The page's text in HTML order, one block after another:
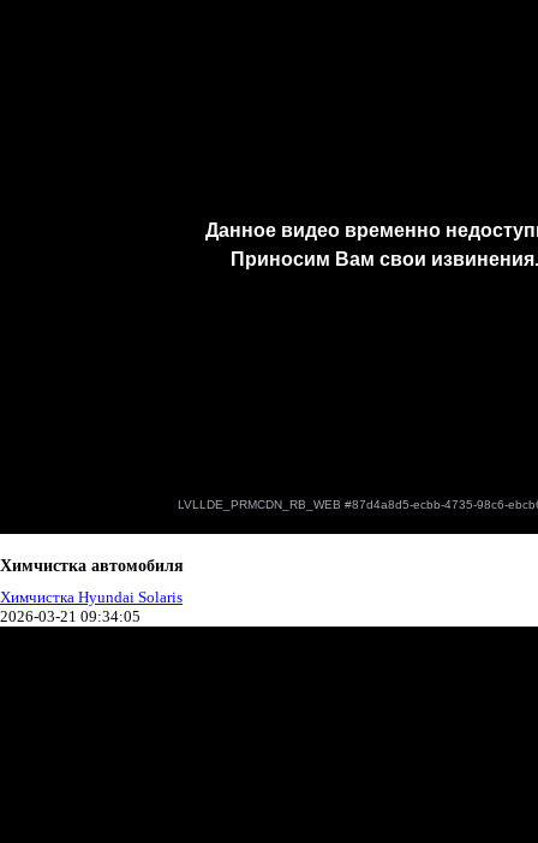
Химчистка автомобиля
Химчистка Hyundai Solaris
2026-03-21 09:34:05